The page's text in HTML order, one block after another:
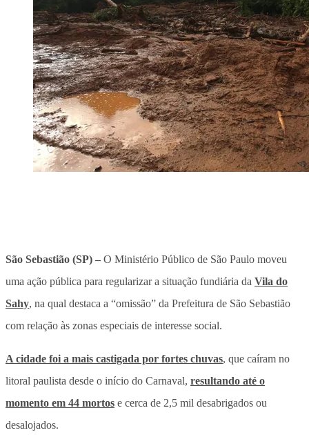
São Sebastião (SP) – O Ministério Público de São Paulo moveu
uma ação pública para regularizar a situação fundiária da Vila do
Sahy, na qual destaca a “omissão” da Prefeitura de São Sebastião
com relação às zonas especiais de interesse social.
A cidade foi a mais castigada por fortes chuvas, que caíram no
litoral paulista desde o início do Carnaval, resultando até o
momento em 44 mortos e cerca de 2,5 mil desabrigados ou
desalojados.